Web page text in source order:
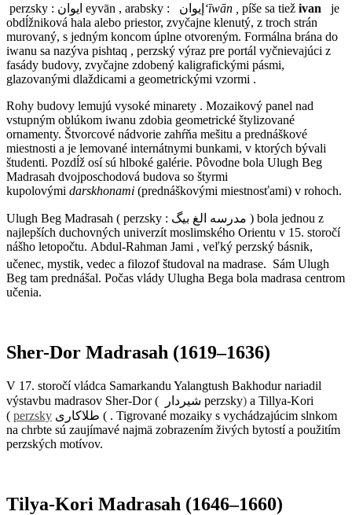
eyvān , arabsky : إيوان ‘īwān píše sa tiež ivan
je
obdĺžniková hala alebo priestor, zvyčajne klenutý, z troch strán
murovaný, s jedným koncom úplne otvoreným. Formálna brána do
iwanu sa nazýva pishtaq , perzský výraz pre portál vyčnievajúci z
fasády budovy, zvyčajne zdobený kaligrafickými pásmi,
glazovanými dlaždicami a geometrickými vzormi .
Rohy budovy lemujú vysoké minarety . Mozaikový panel nad
vstupným oblúkom iwanu zdobia geometrické štylizované
ornamenty. Štvorcové nádvorie zahŕňa mešitu a prednáškové
miestnosti a je lemované internátnymi bunkami, v ktorých bývali
študenti. Pozdĺž osí sú hlboké galérie. Pôvodne bola Ulugh Beg
Madrasah dvojposchodová budova so štyrmi
kupolovými darskhonami (prednáškovými miestnosťami) v rohoch.
Ulugh Beg Madrasah ( perzsky : مدرسه الغ بیگ ) bola jednou z
najlepších duchovných univerzít moslimského Orientu v 15. storočí
nášho letopočtu. Abdul-Rahman Jami , veľký perzský básnik,
učenec, mystik, vedec a filozof študoval na madrase. Sám Ulugh
Beg tam prednášal. Počas vlády Ulugha Bega bola madrasa centrom
učenia.
Sher-Dor Madrasah (1619–1636)
V 17. storočí vládca Samarkandu Yalangtush Bakhodur nariadil
výstavbu madrasov Sher-Dor (
perzsky شیردار) a Tillya-Kori
( perzsky ) . Tigrované mozaiky s vychádzajúcim slnkom
na chrbte sú zaujímavé najmä zobrazením živých bytostí a použitím
perzských motívov.
Tilya-Kori Madrasah (1646–1660)